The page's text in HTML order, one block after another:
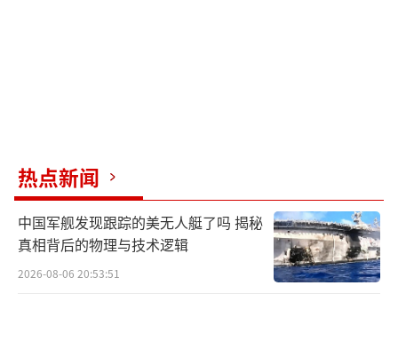
热点新闻
中国军舰发现跟踪的美无人艇了吗 揭秘
真相背后的物理与技术逻辑
2026-08-06 20:53:51